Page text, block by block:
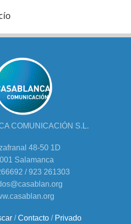
COMUNICACIÓN S.L.
48-50 1D
Salamanca
/ 923 261303
/Contacto/ Privado